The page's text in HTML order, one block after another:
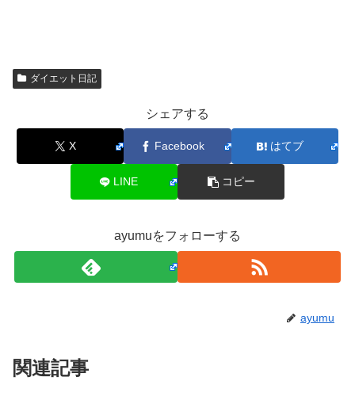
ダイエット日記
シェアする
X Facebook はてブ
LINE コピー
ayumuをフォローする
ayumu
関連記事